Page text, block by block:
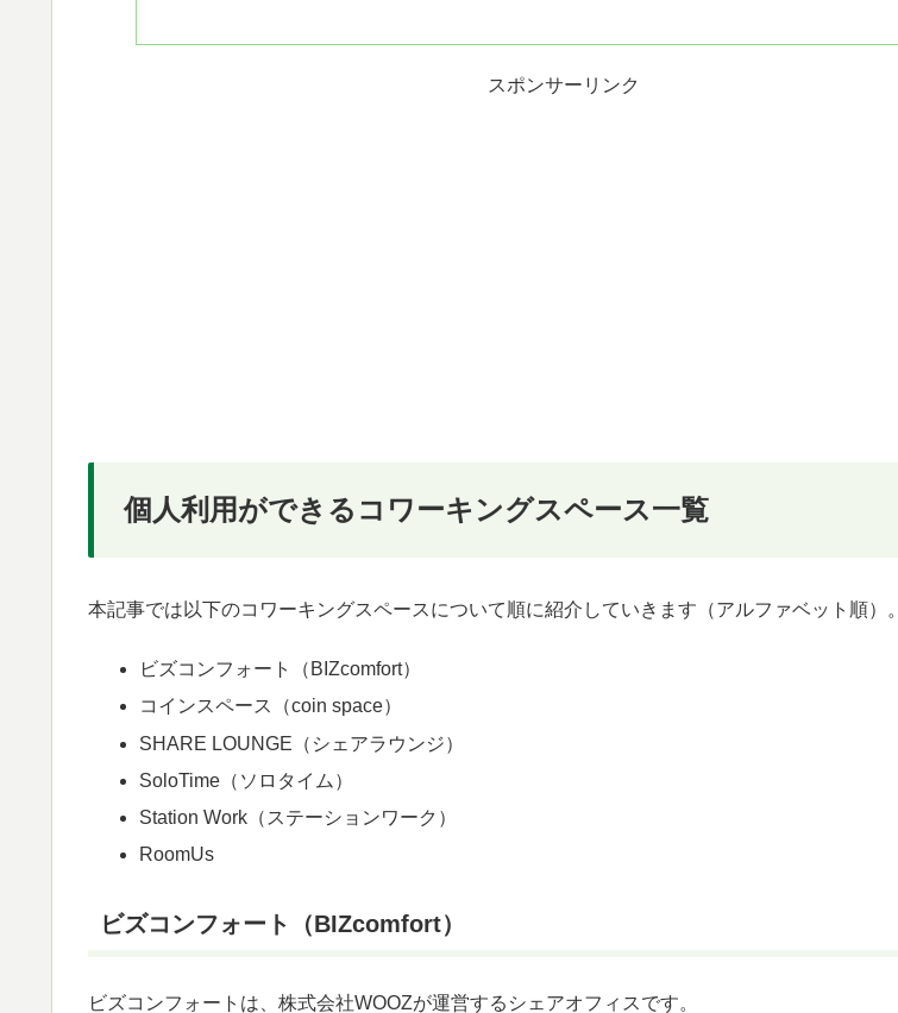
スポンサーリンク
個人利用ができるコワーキングスペース一覧
本記事では以下のコワーキングスペースについて順に紹介していきます（アルファベット順）。
ビズコンフォート（BIZcomfort）
コインスペース（coin space）
SHARE LOUNGE（シェアラウンジ）
SoloTime（ソロタイム）
Station Work（ステーションワーク）
RoomUs
ビズコンフォート（BIZcomfort）
ビズコンフォートは、株式会社WOOZが運営するシェアオフィスです。